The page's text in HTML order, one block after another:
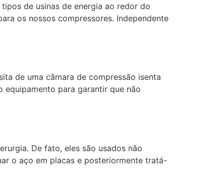
de usinas de energia ao redor do
os nossos compressores. Independente
de uma câmara de compressão isenta
para garantir que não
De fato, eles são usados ​​não
o aço em placas e posteriormente tratá-